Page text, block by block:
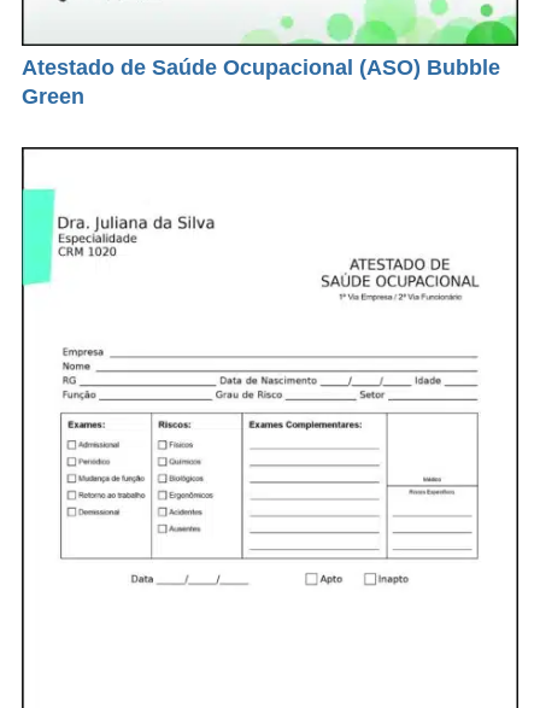
Atestado de Saúde Ocupacional (ASO) Bubble
Green